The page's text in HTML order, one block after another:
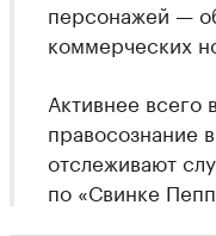
персонажей —
коммерческих
Активнее всего
правосознание
отслеживают
по «Свинке